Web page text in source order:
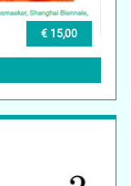
€ 15,00